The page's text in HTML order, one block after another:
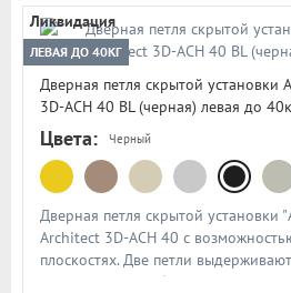
Ликвидация
ЛЕВАЯ ДО 40КГ
Дверная петля скрытой
3D-ACH 40 BL (черная) левая до
Цвета: Черный
Дверная петля скрытой установки
Architect 3D-ACH 40 с
плоскостях. Две петли
подходят для любых